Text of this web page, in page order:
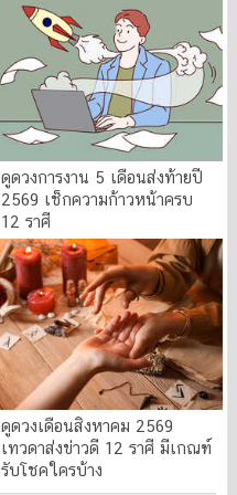
ดูดวงการงาน 5 เดือนส่งท้ายปี
2569 เช็กความก้าวหน้าครบ
12 ราศี
ดูดวงเดือนสิงหาคม 2569
เทวดาส่งข่าวดี 12 ราศี มีเกณฑ์
รับโชคใครบ้าง